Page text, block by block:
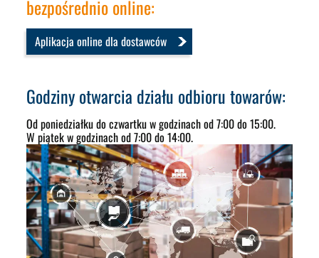
bezpośrednio online:
Aplikacja online dla dostawców
Godziny otwarcia działu odbioru towarów:
Od poniedziałku do czwartku w godzinach od 7:00 do 15:00.
W piątek w godzinach od 7:00 do 14:00.